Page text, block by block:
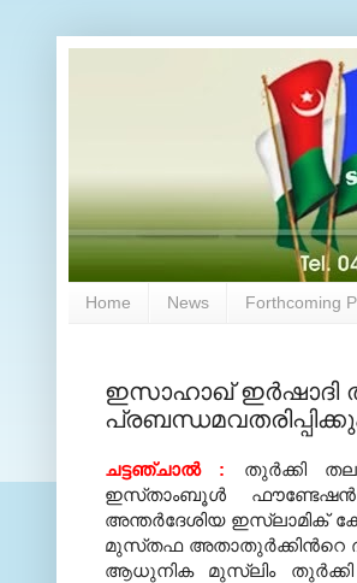
Home News Forthcoming
ഇസാഹാഖ്‌ ഇര്‍ഷാദി
ചട്ടഞ്ചാല്‍ : തുര്‍ക്കി
ഇസ്‌താംബൂള്‍
അന്തര്‍ദേശിയ ഇസ്ലാമിക്‌
മുസ്‌തഫ അതാതുര്‍ക്കിന്‍റെ
ആധുനിക മുസ്ലിം തുര്‍ക്കി